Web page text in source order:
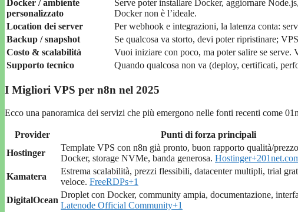
Docker / ambiente
personalizzato
Serve poter installare Docker, aggiornare
Docker non è l’ideale.
Location dei server
Per webhook e integrazioni, la latenza conta:
Backup / snapshot
Se qualcosa va storto, devi poter ripristinare;
Costo & scalabilità
Vuoi iniziare con poco, ma poter salire se serve.
Supporto tecnico
Quando qualcosa non va (deploy, certificati,
I Migliori VPS per n8n nel 2025
Ecco una panoramica dei servizi che più emergono nelle fonti recenti come
Provider Punti di forza principali
Hostinger
Template VPS con n8n già pronto, buon rapporto qualità/
Docker, storage NVMe, banda generosa. Hostinger+2
Kamatera
Estrema scalabilità, prezzi flessibili, datacenter multipli, trial
veloce. FreeRDPs+1
DigitalOcean
Droplet con Docker, community ampia, documentazione,
Latenode Official Community+1